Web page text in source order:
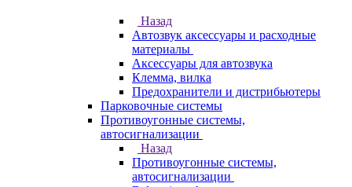
Назад
Автозвук аксессуары и расходные
материалы
Аксессуары для автозвука
Клемма, вилка
Предохранители и дистрибьютеры
Парковочные системы
Противоугонные системы,
автосигнализации
Назад
Противоугонные системы,
автосигнализации